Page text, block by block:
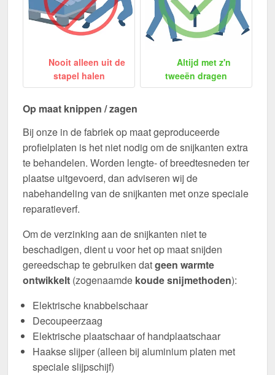
Nooit alleen uit de
stapel halen
Altijd met z'n
tweeën dragen
Op maat knippen / zagen
Bij onze in de fabriek op maat geproduceerde
profielplaten is het niet nodig om de snijkanten extra
te behandelen. Worden lengte- of breedtesneden ter
plaatse uitgevoerd, dan adviseren wij de
nabehandeling van de snijkanten met onze speciale
reparatieverf.
Om de verzinking aan de snijkanten niet te
beschadigen, dient u voor het op maat snijden
gereedschap te gebruiken datgeen warmte
ontwikkelt (zogenaamde koude snijmethoden):
Elektrische knabbelschaar
Decoupeerzaag
Elektrische plaatschaar of handplaatschaar
Haakse slijper (alleen bij aluminium platen met
speciale slijpschijf)